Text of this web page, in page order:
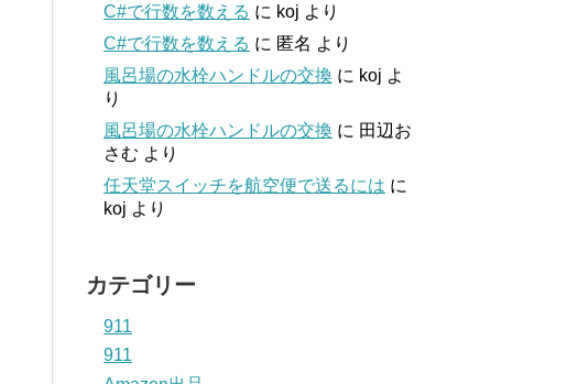
C#で行数を数える に koj より
C#で行数を数える に 匿名 より
風呂場の水栓ハンドルの交換 に koj よ
り
風呂場の水栓ハンドルの交換 に 田辺お
さむ より
任天堂スイッチを航空便で送るには に
koj より
カテゴリー
911
911